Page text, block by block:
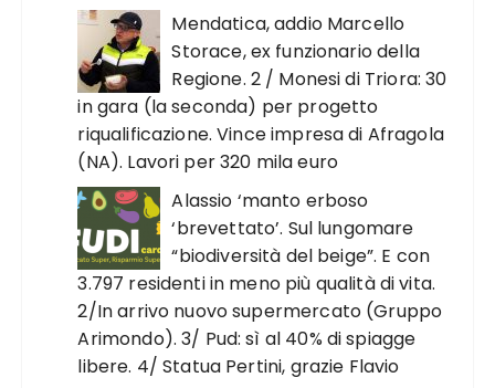
Mendatica, addio Marcello
Storace, ex funzionario della
Regione. 2 / Monesi di Triora: 30
in gara (la seconda) per progetto
riqualificazione. Vince impresa di Afragola
(NA). Lavori per 320 mila euro
Alassio ‘manto erboso
‘brevettato’. Sul lungomare
“biodiversità del beige”. E con
3.797 residenti in meno più qualità di vita.
2/In arrivo nuovo supermercato (Gruppo
Arimondo). 3/ Pud: sì al 40% di spiagge
libere. 4/ Statua Pertini, grazie Flavio